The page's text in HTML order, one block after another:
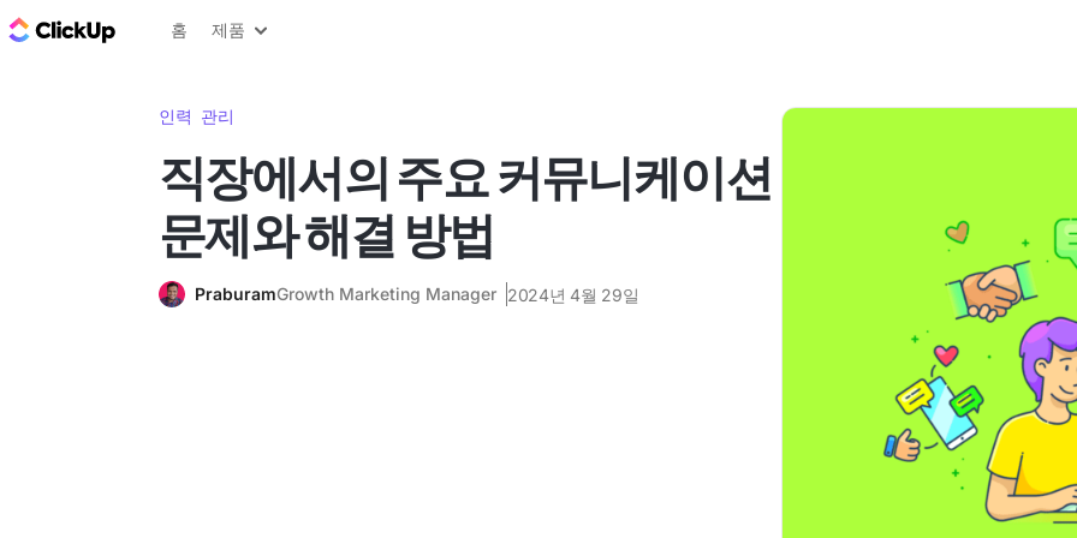
ClickUp 블로그
홈 제품
인력 관리
직장에서의 주요 커뮤니케이션
문제와 해결 방법
PraburamGrowth Marketing Manager 2024년 4월 29일